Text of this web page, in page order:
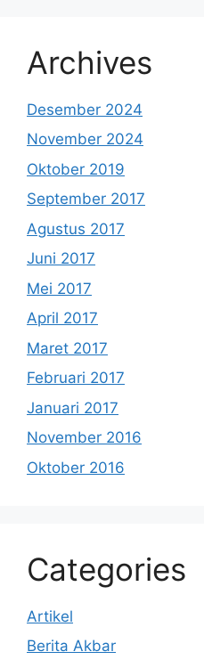
Archives
Desember 2024
November 2024
Oktober 2019
September 2017
Agustus 2017
Juni 2017
Mei 2017
April 2017
Maret 2017
Februari 2017
Januari 2017
November 2016
Oktober 2016
Categories
Artikel
Berita Akbar